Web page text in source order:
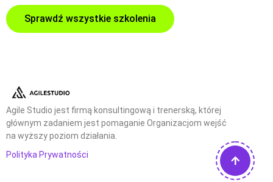
Sprawdź wszystkie szkolenia
Agile Studio jest firmą konsultingową i trenerską, której
głównym zadaniem jest pomaganie Organizacjom wejść
na wyższy poziom działania.
Polityka Prywatności